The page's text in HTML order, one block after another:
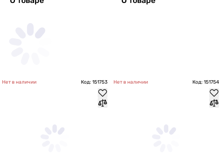
Нет в наличии Код: 151753 Нет в наличии Код: 151754